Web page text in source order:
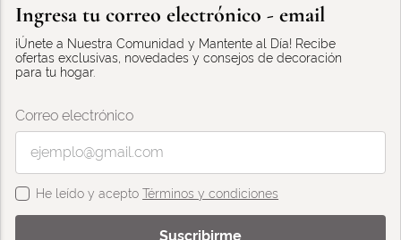
Ingresa tu correo electrónico - email
¡Únete a Nuestra Comunidad y Mantente al Día! Recibe
ofertas exclusivas, novedades y consejos de decoración
para tu hogar.
Correo electrónico
He leído y aceptoTérminos y condiciones
Suscribirme